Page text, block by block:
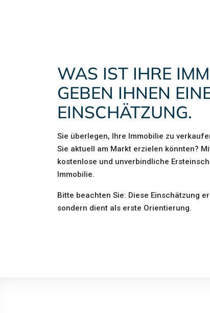
WAS IST IHRE
GEBEN IHNEN
EINSCHÄTZUNG.
Sie überlegen, Ihre Immobilie zu
Sie aktuell am Markt erzielen könnten?
kostenlose und unverbindliche
Immobilie.
Bitte beachten Sie: Diese Einschätzung
sondern dient als erste Orientierung.